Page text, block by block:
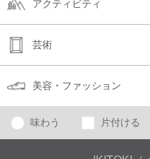
アクティビティ
芸術
美容・ファッション
味わう 片付ける